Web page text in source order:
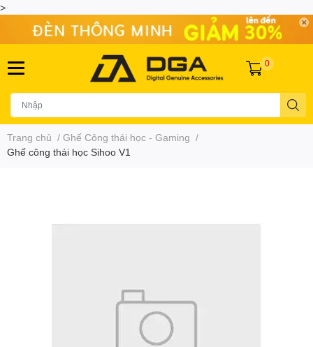
>
0
Trang chủ / Ghế Công thái học - Gaming /
Ghế công thái học Sihoo V1